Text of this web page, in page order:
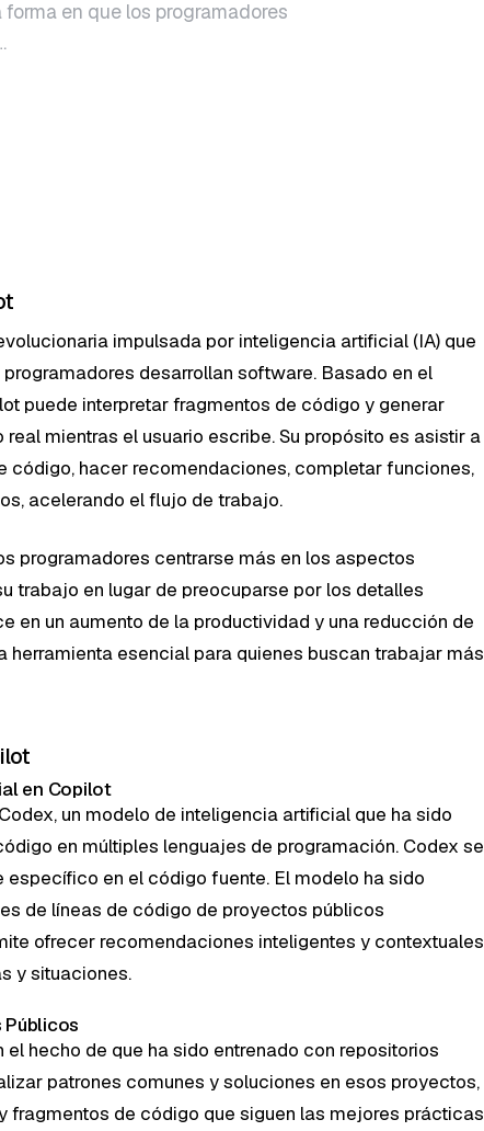
en que los programadores
impulsada por inteligencia artificial (IA) que
desarrollan software. Basado en el
puede interpretar fragmentos de código y generar
mientras el usuario escribe. Su propósito es asistir a
código, hacer recomendaciones, completar funciones,
acelerando el flujo de trabajo.
programadores centrarse más en los aspectos
trabajo en lugar de preocuparse por los detalles
en un aumento de la productividad y una reducción de
herramienta esencial para quienes buscan trabajar más
en Copilot
un modelo de inteligencia artificial que ha sido
en múltiples lenguajes de programación. Codex se
específico en el código fuente. El modelo ha sido
de líneas de código de proyectos públicos
ofrecer recomendaciones inteligentes y contextuales
y situaciones.
Públicos
hecho de que ha sido entrenado con repositorios
patrones comunes y soluciones en esos proyectos,
fragmentos de código que siguen las mejores prácticas